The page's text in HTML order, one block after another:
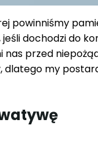
powinniśmy
jeśli dochodzi do
przed
my